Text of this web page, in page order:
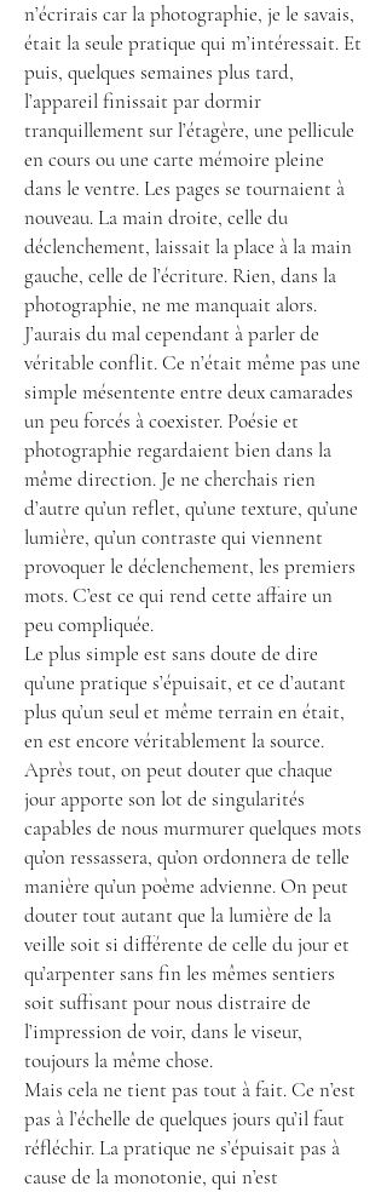
n’écrirais car la photographie, je le savais,
était la seule pratique qui m’intéressait. Et
puis, quelques semaines plus tard,
l’appareil finissait par dormir
tranquillement sur l’étagère, une pellicule
en cours ou une carte mémoire pleine
dans le ventre. Les pages se tournaient à
nouveau. La main droite, celle du
déclenchement, laissait la place à la main
gauche, celle de l’écriture. Rien, dans la
photographie, ne me manquait alors.
J’aurais du mal cependant à parler de
véritable conflit. Ce n’était même pas une
simple mésentente entre deux camarades
un peu forcés à coexister. Poésie et
photographie regardaient bien dans la
même direction. Je ne cherchais rien
d’autre qu’un reflet, qu’une texture, qu’une
lumière, qu’un contraste qui viennent
provoquer le déclenchement, les premiers
mots. C’est ce qui rend cette affaire un
peu compliquée.
Le plus simple est sans doute de dire
qu’une pratique s’épuisait, et ce d’autant
plus qu’un seul et même terrain en était,
en est encore véritablement la source.
Après tout, on peut douter que chaque
jour apporte son lot de singularités
capables de nous murmurer quelques mots
qu’on ressassera, qu’on ordonnera de telle
manière qu’un poème advienne. On peut
douter tout autant que la lumière de la
veille soit si différente de celle du jour et
qu’arpenter sans fin les mêmes sentiers
soit suffisant pour nous distraire de
l’impression de voir, dans le viseur,
toujours la même chose.
Mais cela ne tient pas tout à fait. Ce n’est
pas à l’échelle de quelques jours qu’il faut
réfléchir. La pratique ne s’épuisait pas à
cause de la monotonie, qui n’est